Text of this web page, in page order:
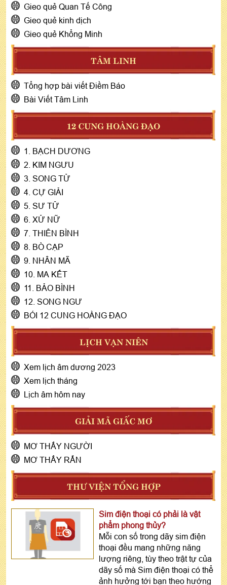
Gieo quẻ Quan Tế Công
Gieo quẻ kinh dịch
Gieo quẻ Khổng Minh
TÂM LINH
Tổng hợp bài viết Điềm Báo
Bài Viết Tâm Linh
12 CUNG HOÀNG ĐẠO
1. BẠCH DƯƠNG
2. KIM NGƯU
3. SONG TỬ
4. CỰ GIẢI
5. SƯ TỬ
6. XỬ NỮ
7. THIÊN BÌNH
8. BÒ CẠP
9. NHÂN MÃ
10. MA KẾT
11. BẢO BÌNH
12. SONG NGƯ
BÓI 12 CUNG HOÀNG ĐẠO
LỊCH VẠN NIÊN
Xem lịch âm dương 2023
Xem lịch tháng
Lịch âm hôm nay
GIẢI MÃ GIẤC MƠ
MƠ THẤY NGƯỜI
MƠ THẤY RẮN
THƯ VIỆN TỔNG HỢP
Sim điện thoại có phải là vật
phẩm phong thủy?
Mỗi con số trong dãy sim điện
thoại đều mang những năng
lượng riêng, tùy theo trật tự của
dãy số mà Sim điện thoại có thể
ảnh hưởng tới bạn theo hướng